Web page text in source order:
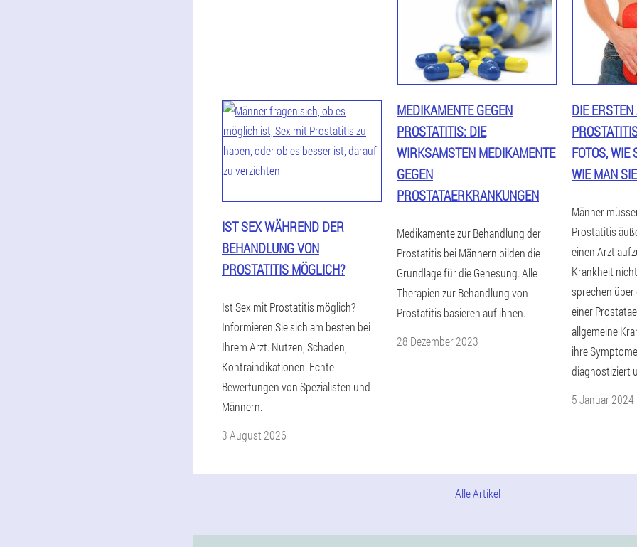
IST SEX WÄHREND DER
BEHANDLUNG VON
PROSTATITIS MÖGLICH?
Ist Sex mit Prostatitis möglich?
Informieren Sie sich am besten bei
Ihrem Arzt. Nutzen, Schaden,
Kontraindikationen. Echte
Bewertungen von Spezialisten und
Männern.
3 August 2026
MEDIKAMENTE GEGEN
PROSTATITIS: DIE
WIRKSAMSTEN MEDIKAMENTE
GEGEN
PROSTATAERKRANKUNGEN
Medikamente zur Behandlung der
Prostatitis bei Männern bilden die
Grundlage für die Genesung. Alle
Therapien zur Behandlung von
Prostatitis basieren auf ihnen.
28 Dezember 2023
DIE
FOTOS, WIE
IE MAN SIE
Männer
Prostatitis
einen Arzt
Krankheit
sprechen über
einer
allgemeine
ihre
diagnostiziert
5 Januar 2024
Alle Artikel